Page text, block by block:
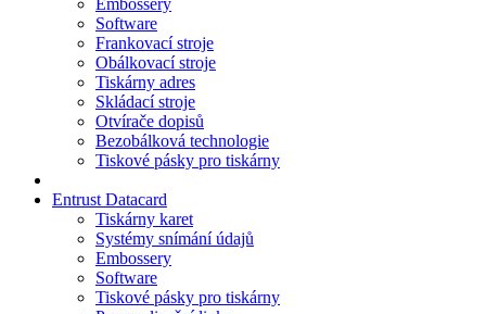
Embossery
Software
Frankovací stroje
Obálkovací stroje
Tiskárny adres
Skládací stroje
Otvírače dopisů
Bezobálková technologie
Tiskové pásky pro tiskárny
Entrust Datacard
Tiskárny karet
Systémy snímání údajů
Embossery
Software
Tiskové pásky pro tiskárny